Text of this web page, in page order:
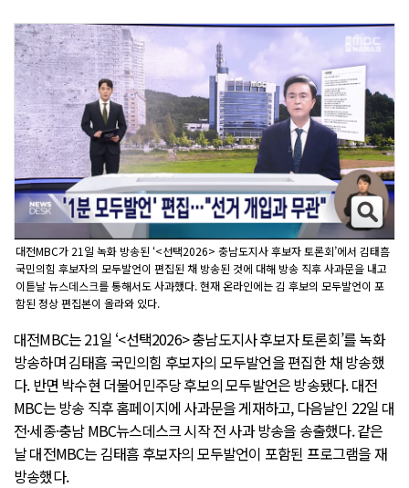
대전MBC가 21일 녹화 방송된 ‘<선택2026> 충남도지사 후보자 토론회’에서 김태흠
국민의힘 후보자의 모두발언이 편집된 채 방송된 것에 대해 방송 직후 사과문을 내고
이튿날 뉴스데스크를 통해서도 사과했다. 현재 온라인에는 김 후보의 모두발언이 포
함된 정상 편집본이 올라와 있다.
대전MBC는 21일 ‘<선택2026> 충남도지사 후보자 토론회’를 녹화
방송하며 김태흠 국민의힘 후보자의 모두발언을 편집한 채 방송했
다. 반면 박수현 더불어민주당 후보의 모두발언은 방송됐다. 대전
MBC는 방송 직후 홈페이지에 사과문을 게재하고, 다음날인 22일 대
전·세종·충남 MBC뉴스데스크 시작 전 사과 방송을 송출했다. 같은
날 대전MBC는 김태흠 후보자의 모두발언이 포함된 프로그램을 재
방송했다.